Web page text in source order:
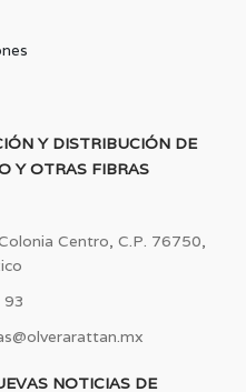
Y DISTRIBUCIÓN DE
Y OTRAS FIBRAS
Centro, C.P. 76750,
NOTICIAS DE